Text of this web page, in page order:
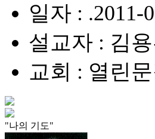
일자 : .2011-
설교자 : 김
교회 : 열린
"나의 기도"